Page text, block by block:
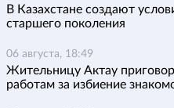
В Казахстане создают
старшего поколения
06 августа, 18:49
Жительницу Актау
работам за избиение